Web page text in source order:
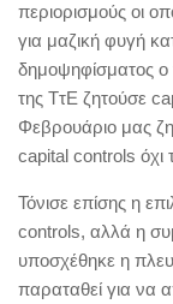
περιορισμούς οι
για μαζική φυγή
δημοψηφίσματος ο
της ΤτΕ ζητούσε
Φεβρουάριο μας
capital controls όχι
Τόνισε επίσης η
controls, αλλά η
υποσχέθηκε η
παραταθεί για να